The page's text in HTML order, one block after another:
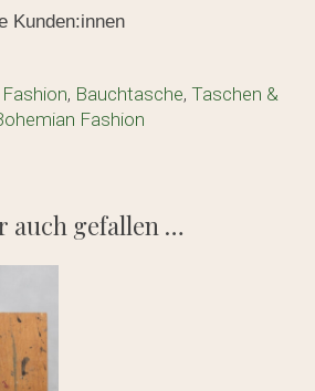
Kunden:innen
, Bauchtasche, Taschen &
Fashion
auch gefallen …